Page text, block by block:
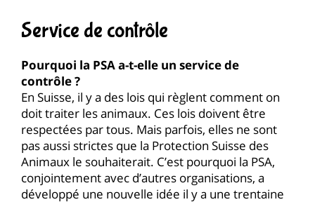
Service de contrôle
Pourquoi la PSA a-t-elle un service de
contrôle ?
En Suisse, il y a des lois qui règlent comment on
doit traiter les animaux. Ces lois doivent être
respectées par tous. Mais parfois, elles ne sont
pas aussi strictes que la Protection Suisse des
Animaux le souhaiterait. C’est pourquoi la PSA,
conjointement avec d’autres organisations, a
développé une nouvelle idée il y a une trentaine